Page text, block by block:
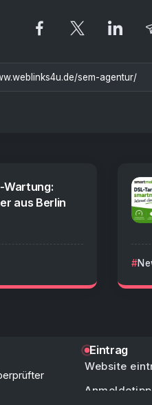
Wartung:
aus Berlin
und
Eintrag
Website